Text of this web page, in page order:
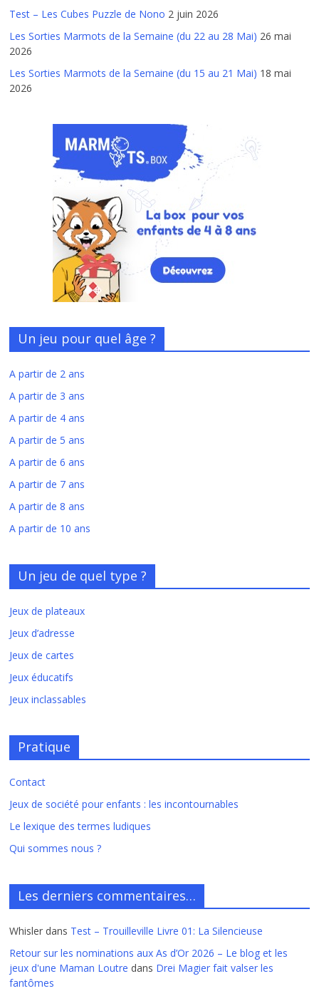
Test – Les Cubes Puzzle de Nono 2 juin 2026
Les Sorties Marmots de la Semaine (du 22 au 28 Mai) 26 mai
2026
Les Sorties Marmots de la Semaine (du 15 au 21 Mai) 18 mai
2026
Un jeu pour quel âge ?
A partir de 2 ans
A partir de 3 ans
A partir de 4 ans
A partir de 5 ans
A partir de 6 ans
A partir de 7 ans
A partir de 8 ans
A partir de 10 ans
Un jeu de quel type ?
Jeux de plateaux
Jeux d’adresse
Jeux de cartes
Jeux éducatifs
Jeux inclassables
Pratique
Contact
Jeux de société pour enfants : les incontournables
Le lexique des termes ludiques
Qui sommes nous ?
Les derniers commentaires…
Whisler dans Test – Trouilleville Livre 01: La Silencieuse
Retour sur les nominations aux As d’Or 2026 – Le blog et les
jeux d'une Maman Loutre dans Drei Magier fait valser les
fantômes